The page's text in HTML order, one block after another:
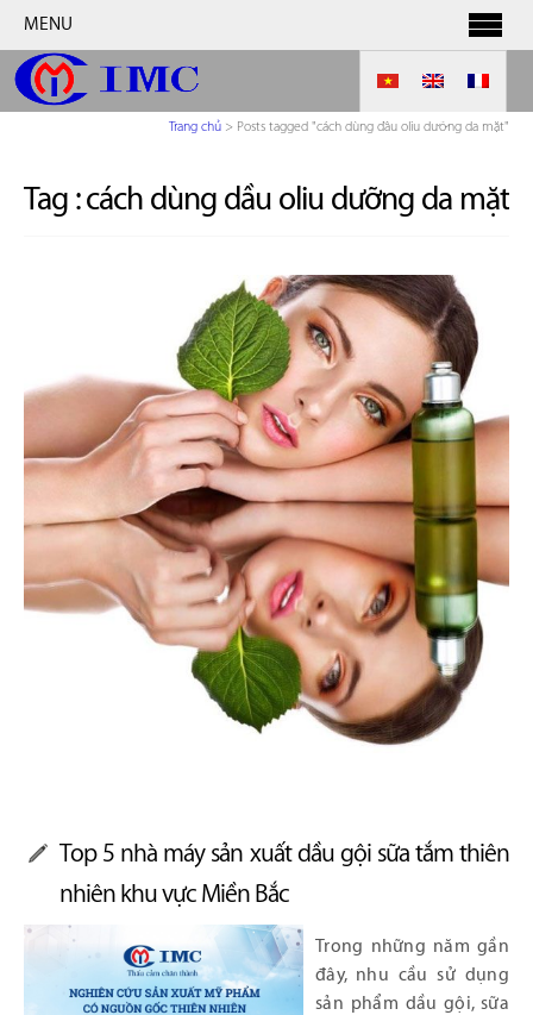
MENU
Trang chủ > Posts tagged "cách dùng dầu oliu dưỡng da mặt"
Tag :cách dùng dầu oliu dưỡng da mặt
Top 5 nhà máy sản xuất dầu gội sữa tắm thiên
nhiên khu vực Miền Bắc
Trong những năm gần
đây, nhu cầu sử dụng
sản phẩm dầu gội, sữa